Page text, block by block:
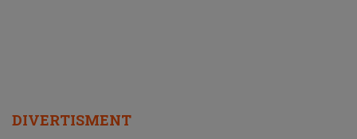
DIVERTISMENT